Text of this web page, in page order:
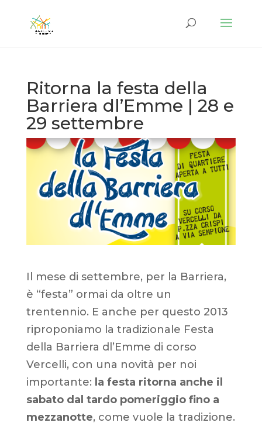
Ritorna la festa della
Barriera dl’Emme | 28 e
29 settembre
Il mese di settembre, per la Barriera,
è “festa” ormai da oltre un
trentennio. E anche per questo 2013
riproponiamo la tradizionale Festa
della Barriera dl’Emme di corso
Vercelli, con una novità per noi
importante: la festa ritorna anche il
sabato dal tardo pomeriggio fino a
mezzanotte, come vuole la tradizione.